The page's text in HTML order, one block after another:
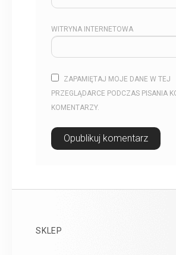
SKLEP
WITRYNA INTERNETOWA
ZAPAMIĘTAJ MOJE DANE W TEJ
PRZEGLĄDARCE PODCZAS PISANIA
KOMENTARZY.